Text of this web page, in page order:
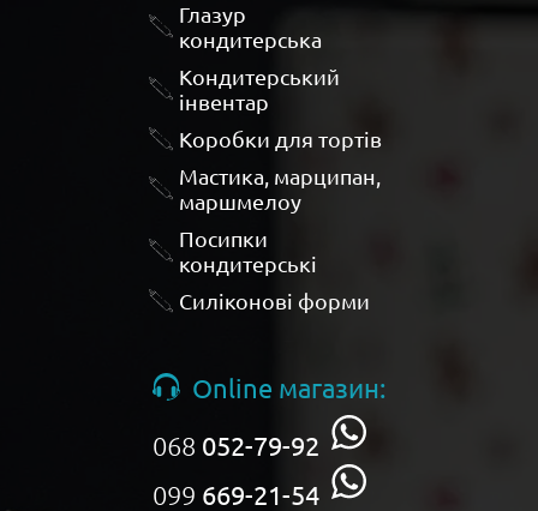
Глазур
кондитерська
Кондитерський
інвентар
Коробки для тортів
Мастика, марципан,
маршмелоу
Посипки
кондитерські
Силіконові форми
Online магазин:
068 052-79-92
099 669-21-54